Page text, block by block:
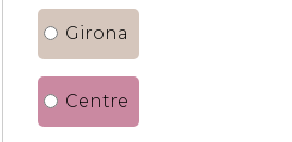
Girona
Centre